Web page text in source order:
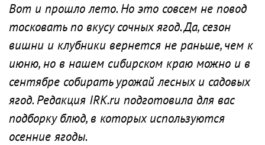
Вот и прошло лето. Но это совсем не повод
тосковать по вкусу сочных ягод. Да, сезон
вишни и клубники вернется не раньше, чем к
июню, но в нашем сибирском краю можно и в
сентябре собирать урожай лесных и садовых
ягод. Редакция IRK.ru подготовила для вас
подборку блюд, в которых используются
осенние ягоды.